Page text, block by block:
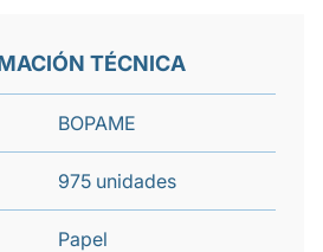
TÉCNICA
BOPAME
975 unidades
Papel